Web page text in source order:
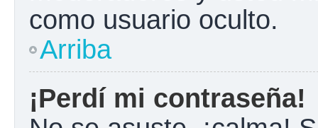
como usuario oculto.
Arriba
¡Perdí mi contraseña!